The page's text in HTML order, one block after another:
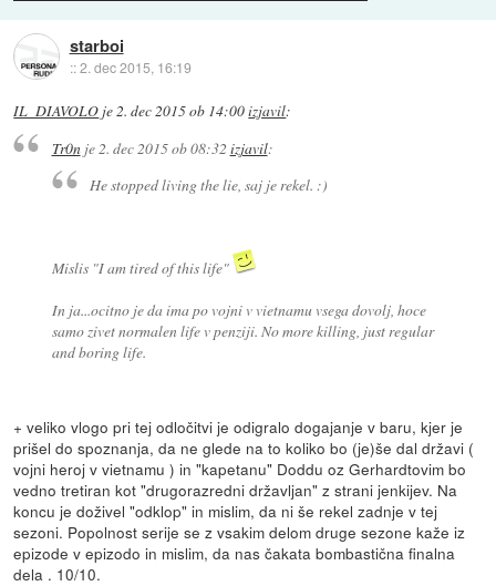
starboi
::2. dec 2015, 16:19
IL_DIAVOLO je2. dec 2015 ob 14:00izjavil:
Tr0nje2. dec 2015 ob 08:32 izjavil:
He stopped living the lie, saj je rekel. :)
Mislis "I am tired of this life"
In ja...ocitno je da ima po vojni v vietnamu vsega dovolj, hoce
samo zivet normalen life v penziji. No more killing, just regular
and boring life.
+ veliko vlogo pri tej odločitvi je odigralo dogajanje v baru, kjer je
prišel do spoznanja, da ne glede na to koliko bo (je)še dal državi (
vojni heroj v vietnamu ) in "kapetanu" Doddu oz Gerhardtovim bo
vedno tretiran kot "drugorazredni državljan" z strani jenkijev. Na
koncu je doživel "odklop" in mislim, da ni še rekel zadnje v tej
sezoni. Popolnost serije se z vsakim delom druge sezone kaže iz
epizode v epizodo in mislim, da nas čakata bombastična finalna
dela . 10/10.